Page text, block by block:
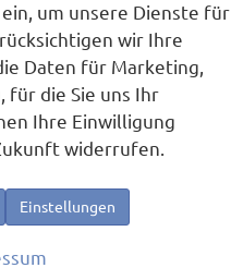
um unsere Dienste für
wir Ihre
Daten für Marketing,
für die Sie uns Ihr
Ihre Einwilligung
widerrufen.
Einstellungen